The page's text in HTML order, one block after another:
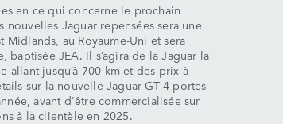
en ce qui concerne le prochain
Jaguar repensées sera une
au Royaume-Uni et sera
JEA. Il s’agira de la Jaguar la
allant jusqu’à 700 km et des prix à
sur la nouvelle Jaguar GT 4 portes
avant d'être commercialisée sur
à la clientèle en 2025.